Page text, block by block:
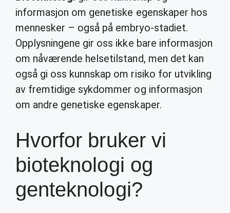
informasjon om genetiske egenskaper hos
mennesker – også på embryo-stadiet.
Opplysningene gir oss ikke bare informasjon
om nåværende helsetilstand, men det kan
også gi oss kunnskap om risiko for utvikling
av fremtidige sykdommer og informasjon
om andre genetiske egenskaper.
Hvorfor bruker vi
bioteknologi og
genteknologi?